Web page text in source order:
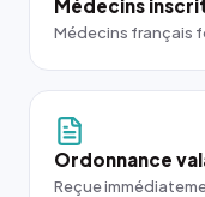
Médecins
Médecins français
Ordonnance
Reçue